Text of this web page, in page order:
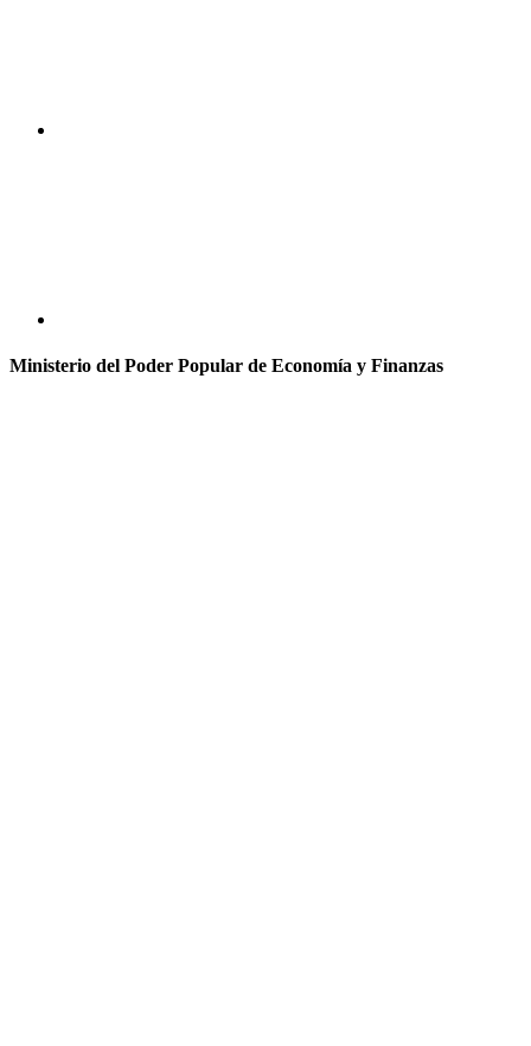
Ministerio del Poder Popular de Economía y Finanzas